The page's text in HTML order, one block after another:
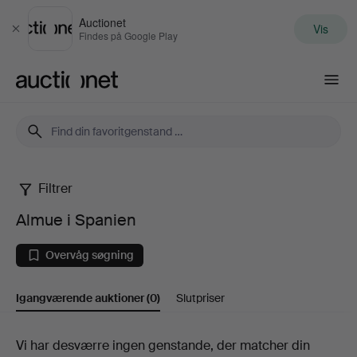
Luk
Auctionet
Findes på Google Play Vis
Almue
Spanien
Filtrer
Almue i Spanien
Overvåg søgning
Igangværende auktioner(0) Slutpriser
Igangværende
Vi har desværre ingen genstande, der matcher din